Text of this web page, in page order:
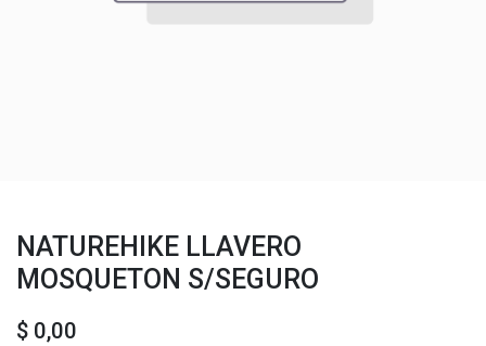
NATUREHIKE LLAVERO
MOSQUETON S/SEGURO
$ 0,00